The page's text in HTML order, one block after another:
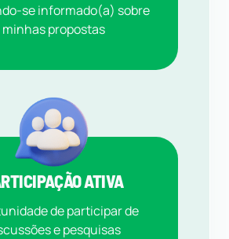
se informado(a) sobre
minhas propostas
ATIVA
de participar de
e pesquisas